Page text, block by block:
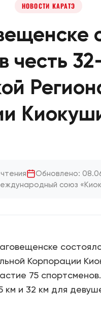
НОВОСТИ КАРАТЭ
честь
Обновлено:
союз
Корпорации
75
км и 32 км для